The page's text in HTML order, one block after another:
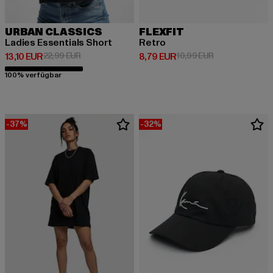
URBAN CLASSICS
Ladies Essentials Short
13,10 EUR
Derzeitiger Preis: 13,10 EUR
22,99 EURAktionspreis: 22,99 EUR
100% verfügbar
FLEXFIT
Retro
8,79 EUR
Derzeitiger Preis: 8,79 EUR
10,99 EURAktionspreis:
-37% -32%